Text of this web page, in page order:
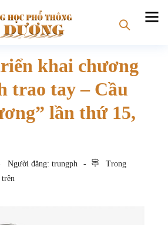
khai chương
trao tay – Cầu
lần thứ 15,
Người đăng: trungph
Trong
trên